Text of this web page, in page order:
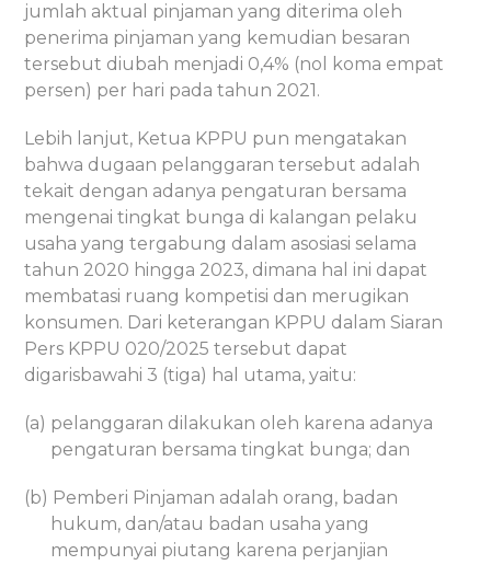
jumlah aktual pinjaman yang diterima oleh
penerima pinjaman yang kemudian besaran
tersebut diubah menjadi 0,4% (nol koma empat
persen) per hari pada tahun 2021.
Lebih lanjut, Ketua KPPU pun mengatakan
bahwa dugaan pelanggaran tersebut adalah
tekait dengan adanya pengaturan bersama
mengenai tingkat bunga di kalangan pelaku
usaha yang tergabung dalam asosiasi selama
tahun 2020 hingga 2023, dimana hal ini dapat
membatasi ruang kompetisi dan merugikan
konsumen. Dari keterangan KPPU dalam Siaran
Pers KPPU 020/2025 tersebut dapat
digarisbawahi 3 (tiga) hal utama, yaitu:
(a) pelanggaran dilakukan oleh karena adanya
pengaturan bersama tingkat bunga; dan
(b) Pemberi Pinjaman adalah orang, badan
hukum, dan/atau badan usaha yang
mempunyai piutang karena perjanjian